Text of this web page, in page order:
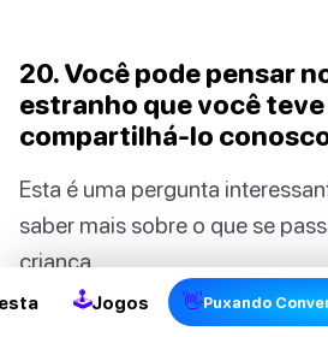
2
20. Você pode pensar
estranho que você teve
compartilhá-lo
Esta é uma pergunta
saber mais sobre o que se
criança.
🕹Jogos 👋Puxando